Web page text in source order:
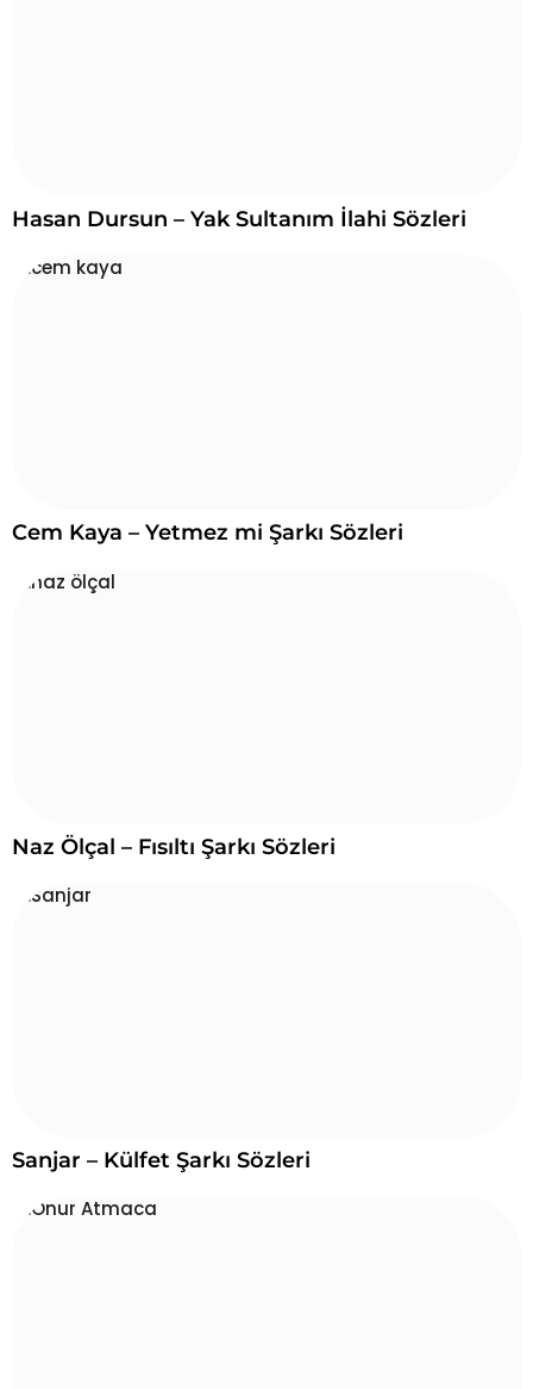
Hasan Dursun – Yak Sultanım İlahi Sözleri
Cem Kaya – Yetmez mi Şarkı Sözleri
Naz Ölçal – Fısıltı Şarkı Sözleri
Sanjar – Külfet Şarkı Sözleri